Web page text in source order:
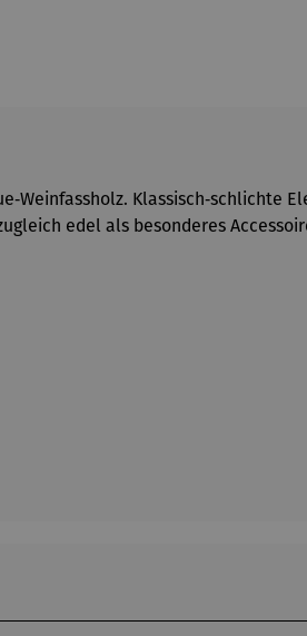
Klassisch‑schlichte
edel als besonderes